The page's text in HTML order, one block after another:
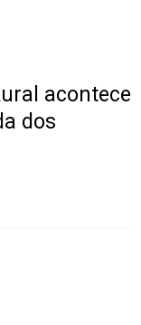
acontece
dos